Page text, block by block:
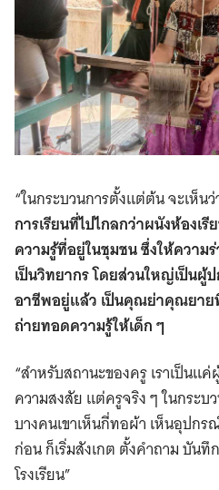
“ในกระบวนการตั้งแต่ต้น จะเห็นว่
การเรียนที่ไปไกลกว่าผนังห้องเรี
ความรู้ที่อยู่ในชุมชน ซึ่งให้ความ
เป็นวิทยากร โดยส่วนใหญ่เป็นผู้
อาชีพอยู่แล้ว เป็นคุณย่าคุณยาย
ถ่ายทอดความรู้ให้เด็ก ๆ
“สำหรับสถานะของครู เราเป็นแ
ความสงสัย แต่ครูจริง ๆ ในกระ
บางคนเขาเห็นกี่ทอผ้า เห็นอุปกร
ก่อน ก็เริ่มสังเกต ตั้งคำถาม บันทึ
โรงเรียน”